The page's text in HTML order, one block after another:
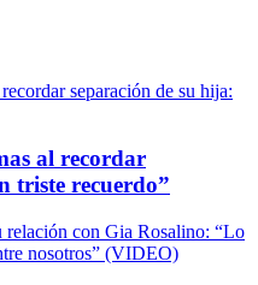
al recordar
triste recuerdo”